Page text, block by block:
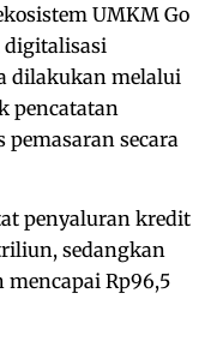
UMKM Go
digitalisasi
dilakukan melalui
pencatatan
pemasaran secara
penyaluran kredit
sedangkan
Rp96,5